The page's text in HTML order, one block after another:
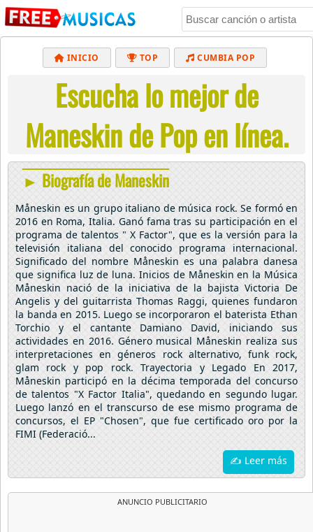
INICIO TOP CUMBIA POP
BACHATA POP MUSICA CRISTIANA
REGGAETON BALADAS ALTERNATIVO
ELECTRÓNICA CUMBIAS
Escucha lo mejor de
Maneskin de Pop en línea.
► Biografía de Maneskin
Måneskin es un grupo italiano de música rock. Se formó en
2016 en Roma, Italia. Ganó fama tras su participación en el
programa de talentos " X Factor", que es la versión para la
televisión italiana del conocido programa internacional.
Significado del nombre Måneskin es una palabra danesa
que significa luz de luna. Inicios de Måneskin en la Música
Måneskin nació de la iniciativa de la bajista Victoria De
Angelis y del guitarrista Thomas Raggi, quienes fundaron
la banda en 2015. Luego se incorporaron el baterista Ethan
Torchio y el cantante Damiano David, iniciando sus
actividades en 2016. Género musical Måneskin realiza sus
interpretaciones en géneros rock alternativo, funk rock,
glam rock y pop rock. Trayectoria y Legado En 2017,
Måneskin participó en la décima temporada del concurso
de talentos "X Factor Italia", quedando en segundo lugar.
Luego lanzó en el transcurso de ese mismo programa de
concursos, el EP "Chosen", que fue certificado oro por la
FIMI (Federació...
✍ Leer más
ANUNCIO PUBLICITARIO